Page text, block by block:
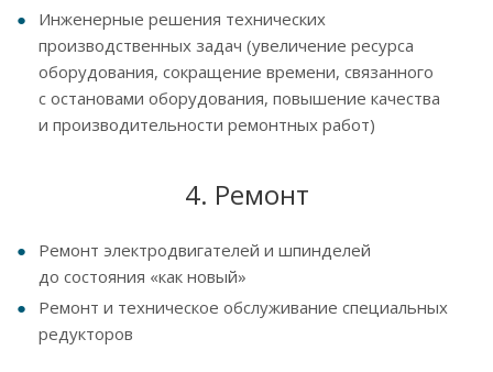
Инженерные решения технических
производственных задач (увеличение ресурса
оборудования, сокращение времени, связанного
с остановами оборудования, повышение качества
и производительности ремонтных работ)
4. Ремонт
Ремонт электродвигателей и шпинделей
до состояния «как новый»
Ремонт и техническое обслуживание специальных
редукторов